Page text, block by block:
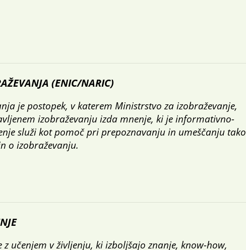
(ENIC/NARIC)
je postopek, v katerem Ministrstvo za izobraževanje,
izobraževanju izda mnenje, ki je informativno-
služi kot pomoč pri prepoznavanju in umeščanju tako
o izobraževanju.
z učenjem v življenju, ki izboljšajo znanje, know-how,